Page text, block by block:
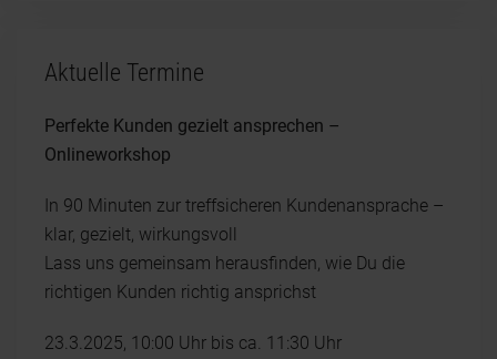
Aktuelle Termine
Perfekte Kunden gezielt ansprechen –
Onlineworkshop
In 90 Minuten zur treffsicheren Kundenansprache –
klar, gezielt, wirkungsvoll
Lass uns gemeinsam herausfinden, wie Du die
richtigen Kunden richtig ansprichst
23.3.2025, 10:00 Uhr bis ca. 11:30 Uhr